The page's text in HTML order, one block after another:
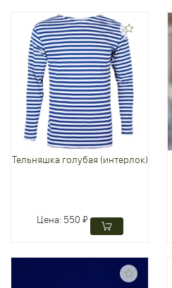
Тельняшка голубая (интерлок)
Цена: 550 ₽